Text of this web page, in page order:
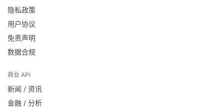
隐私政策
用户协议
免责声明
数据合规
商业 API
新闻 / 资讯
金融 / 分析